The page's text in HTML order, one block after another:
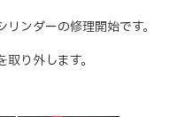
ンダーの修理開始です。
り外します。